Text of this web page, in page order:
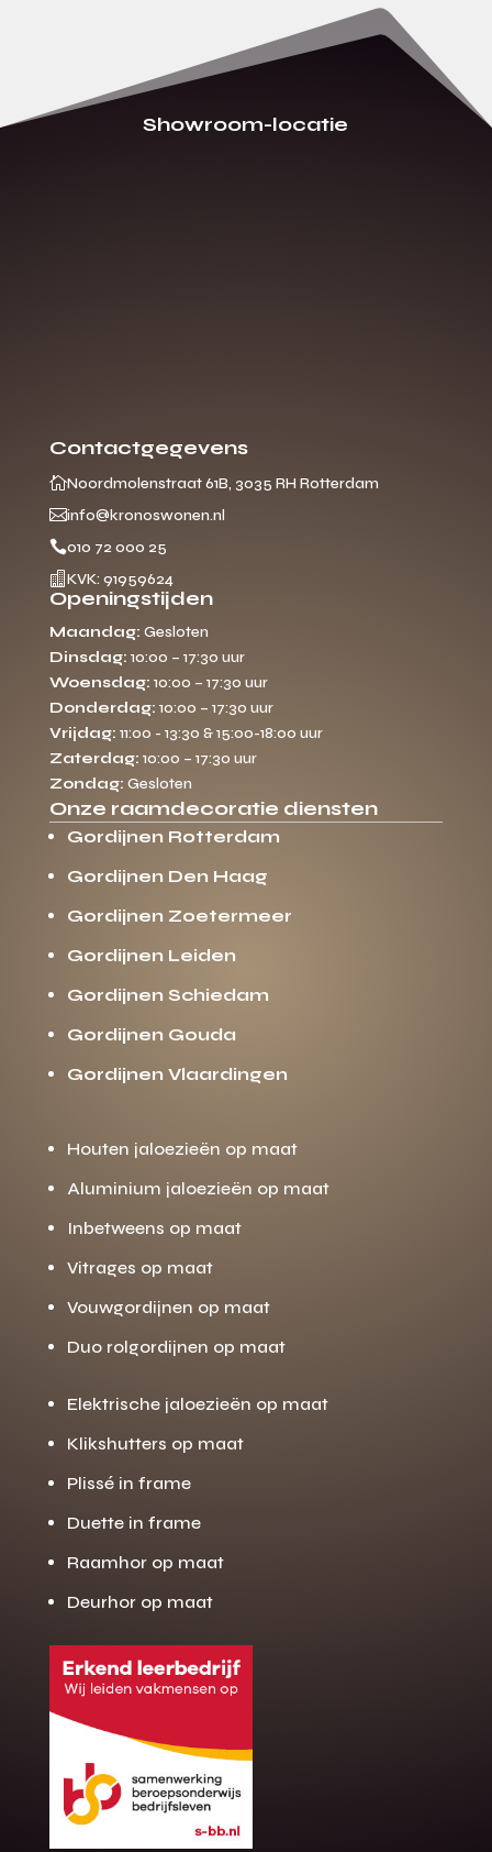
Showroom-locatie
Gratis offerte
op maat?
Binnen 24 uur jouw gratis offerte
10 jaar garantie op de montage
Contactgegevens
Noordmolenstraat 61B, 3035 RH Rotterdam
info@kronoswonen.nl
010 72 000 25
 KVK: 91959624
Openingstijden
Maandag: Gesloten
Dinsdag: 10:00 – 17:30 uur
Woensdag: 10:00 – 17:30 uur
Donderdag: 10:00 – 17:30 uur
Vrijdag: 11:00 - 13:30 & 15:00-18:00 uur
Zaterdag: 10:00 – 17:30 uur
Zondag: Gesloten
Onze raamdecoratie diensten
Gordijnen Rotterdam
Gordijnen Den Haag
Gordijnen Zoetermeer
Gordijnen Leiden
Gordijnen Schiedam
Gordijnen Gouda
Gordijnen Vlaardingen
Houten jaloezieën op maat
Aluminium jaloezieën op maat
Inbetweens op maat
Vitrages op maat
Vouwgordijnen op maat
Duo rolgordijnen op maat
Elektrische jaloezieën op maat
Klikshutters op maat
Plissé in frame
Duette in frame
Raamhor op maat
Deurhor op maat